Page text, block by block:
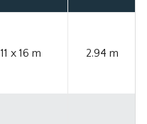
11 x 16 m 2.94 m